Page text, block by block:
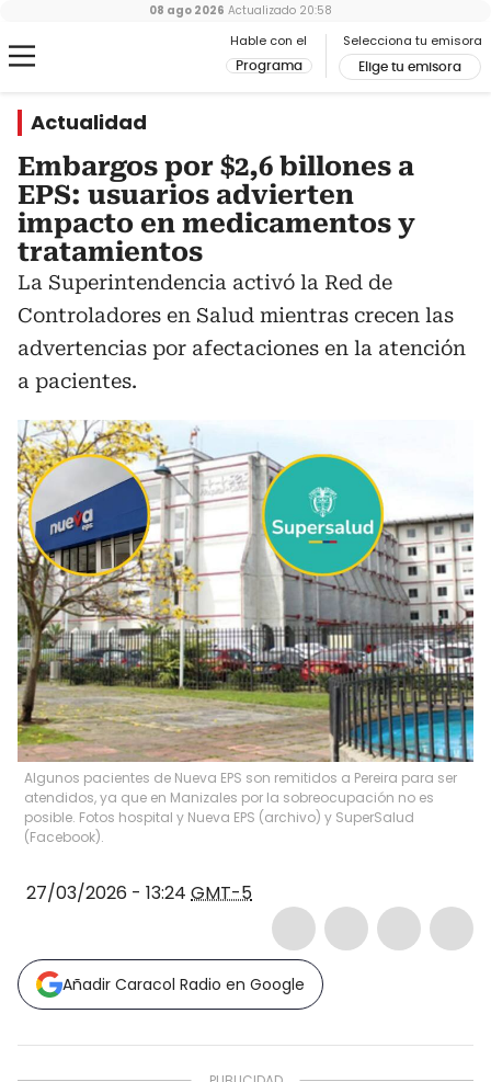
Hable con el
Programa
Selecciona tu emisora
Elige tu emisora
08 ago 2026 Actualizado 20:58
Actualidad
Embargos por $2,6 billones a
EPS: usuarios advierten
impacto en medicamentos y
tratamientos
La Superintendencia activó la Red de
Controladores en Salud mientras crecen las
advertencias por afectaciones en la atención
a pacientes.
Algunos pacientes de Nueva EPS son remitidos a Pereira para ser
atendidos, ya que en Manizales por la sobreocupación no es
posible. Fotos hospital y Nueva EPS (archivo) y SuperSalud
(Facebook).
27/03/2026 - 13:24 GMT-5
Añadir Caracol Radio en Google